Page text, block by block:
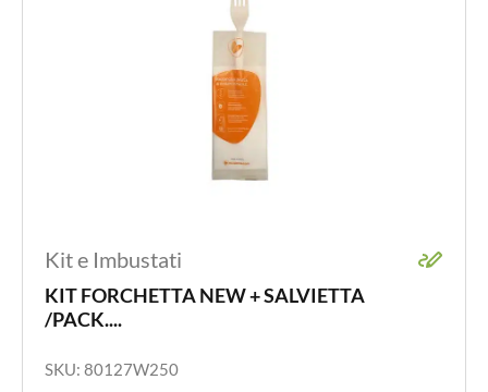
Kit e Imbustati
KIT FORCHETTA NEW + SALVIETTA
/PACK....
SKU: 80127W250